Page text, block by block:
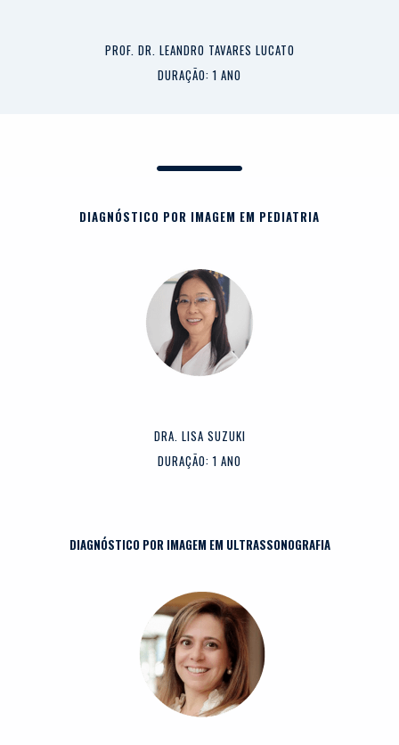
PROF. DR. LEANDRO TAVARES LUCATO
DURAÇÃO: 1 ANO
DIAGNÓSTICO POR IMAGEM EM PEDIATRIA
DRA. LISA SUZUKI
DURAÇÃO: 1 ANO
DIAGNÓSTICO POR IMAGEM EM ULTRASSONOGRAFIA